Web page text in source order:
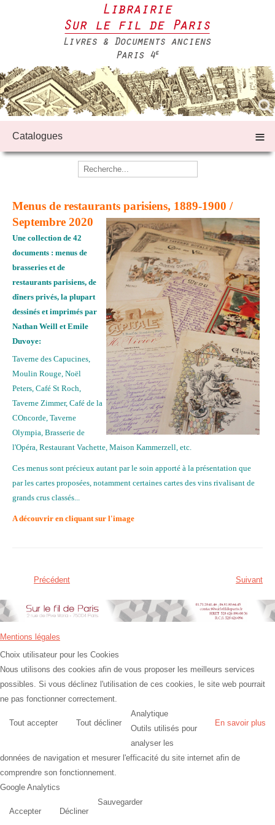
Catalogues ≡
Menus de restaurants parisiens, 1889-1900 /
Septembre 2020
Une collection de 42
documents : menus de
brasseries et de
restaurants parisiens, de
dîners privés, la plupart
dessinés et imprimés par
Nathan Weill et Emile
Duvoye:
Taverne des Capucines,
Moulin Rouge, Noël
Peters, Café St Roch,
Taverne Zimmer, Café de la
COncorde, Taverne
Olympia, Brasserie de
l'Opéra, Restaurant Vachette, Maison Kammerzell, etc.
Ces menus sont précieux autant par le soin apporté à la présentation que
par les cartes proposées, notamment certaines cartes des vins rivalisant de
grands crus classés...
A découvrir en cliquant sur l'image
Précédent Suivant
Mentions légales
Choix utilisateur pour les Cookies
Nous utilisons des cookies afin de vous proposer les meilleurs services
possibles. Si vous déclinez l'utilisation de ces cookies, le site web pourrait
ne pas fonctionner correctement.
Tout accepter Tout décliner En savoir plus
Analytique
Outils utilisés pour
analyser les
données de navigation et mesurer l'efficacité du site internet afin de
comprendre son fonctionnement.
Google Analytics
Accepter Décliner
Sauvegarder